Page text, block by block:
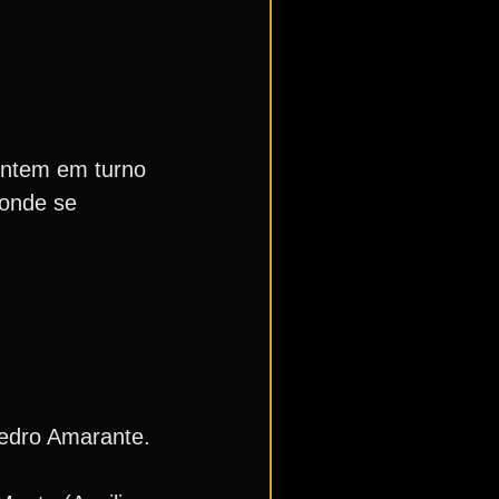
em turno
se
Amarante.